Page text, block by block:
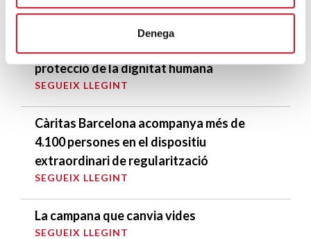
Denega
Càritas expressa la seva preocupació per
la situació a Ceuta i fa una crida a la
protecció de la dignitat humana
SEGUEIX LLEGINT
Càritas Barcelona acompanya més de
4.100 persones en el dispositiu
extraordinari de regularització
SEGUEIX LLEGINT
La campana que canvia vides
SEGUEIX LLEGINT